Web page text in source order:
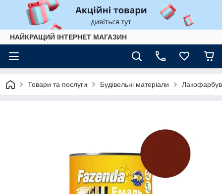
НАЙКРАЩИЙ ІНТЕРНЕТ МАГАЗИН
Товари та послуги Будівельні матеріали